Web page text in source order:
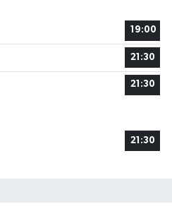
19:00
21:30
21:30
21:30